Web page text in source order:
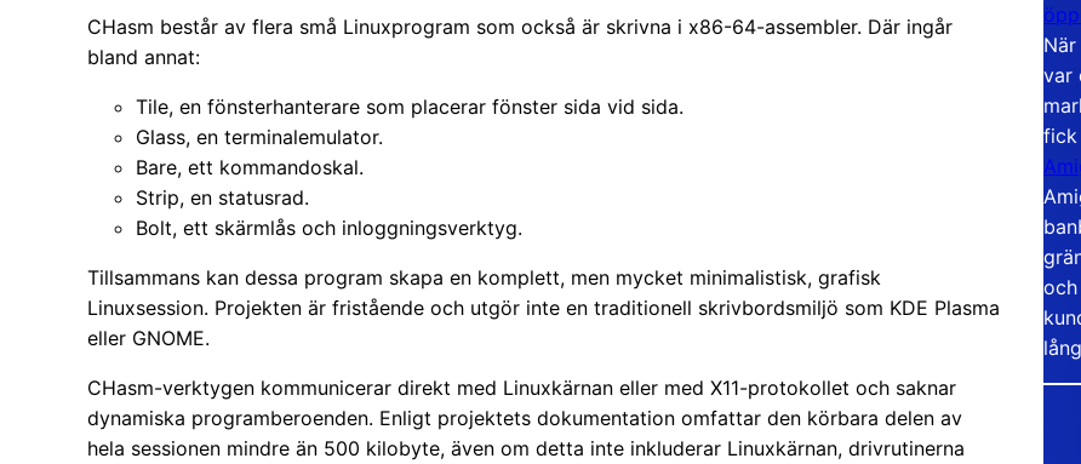
CHasm består av flera små Linuxprogram som också är skrivna i x86-64-assembler. Där ingår
bland annat:
Tile, en fönsterhanterare som placerar fönster sida vid sida.
Glass, en terminalemulator.
Bare, ett kommandoskal.
Strip, en statusrad.
Bolt, ett skärmlås och inloggningsverktyg.
Tillsammans kan dessa program skapa en komplett, men mycket minimalistisk, grafisk
Linuxsession. Projekten är fristående och utgör inte en traditionell skrivbordsmiljö som KDE Plasma
eller GNOME.
CHasm-verktygen kommunicerar direkt med Linuxkärnan eller med X11-protokollet och saknar
dynamiska programberoenden. Enligt projektets dokumentation omfattar den körbara delen av
hela sessionen mindre än 500 kilobyte, även om detta inte inkluderar Linuxkärnan, drivrutinerna
var
fick